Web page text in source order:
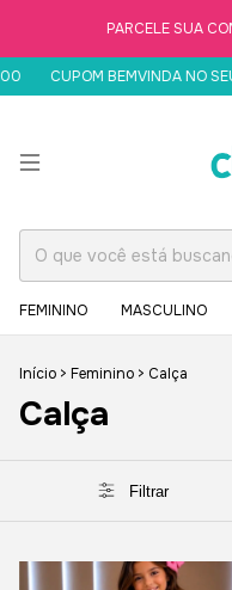
PARCELE SUA
CUPOM BEMVINDA NO SEU
FEMININO MASCULINO
Início > Feminino > Calça
Calça
Filtrar